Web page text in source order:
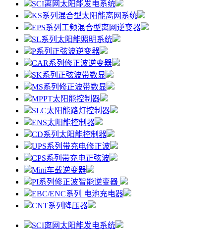
SCI离网太阳能发电系统
KS系列混合型太阳能离网系统
EPS系列工频混合型离网逆变器
SL系列太阳能照明系统
P系列正弦波逆变器
CAR系列修正波逆变器
SK系列正弦波带数显
MS系列修正波带数显
MPPT太阳能控制器
SLC太阳能路灯控制器
ENS太阳能控制器
CD系列太阳能控制器
UPS系列带充电修正波
CPS系列带充电正弦波
Mini车载逆变器
PI系列修正波智能逆变器
EBC/ENC系列 电池充电器
CNT系列降压器
SCI离网太阳能发电系统